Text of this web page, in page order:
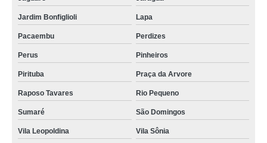
Jardim Bonfiglioli Lapa
Pacaembu Perdizes
Perus Pinheiros
Pirituba Praça da Arvore
Raposo Tavares Rio Pequeno
Sumaré São Domingos
Vila Leopoldina Vila Sônia